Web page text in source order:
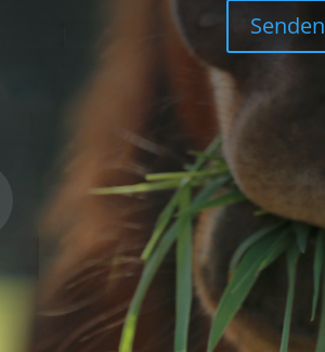
Senden